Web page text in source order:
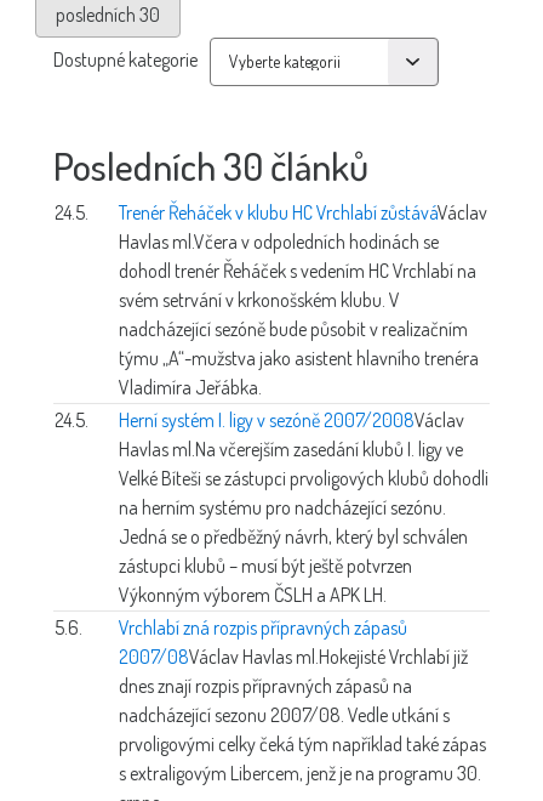
posledních 30
Dostupné kategorie
Posledních 30 článků
24.5. Trenér Řeháček v klubu HC Vrchlabí zůstáváVáclav
Havlas ml.Včera v odpoledních hodinách se
dohodl trenér Řeháček s vedením HC Vrchlabí na
svém setrvání v krkonošském klubu. V
nadcházející sezóně bude působit v realizačním
týmu „A“-mužstva jako asistent hlavního trenéra
Vladimíra Jeřábka.
24.5.
Herní systém I. ligy v sezóně 2007/2008Václav
Havlas ml. Na včerejším zasedání klubů I. ligy ve
Velké Bíteši se zástupci prvoligových klubů dohodli
na herním systému pro nadcházející sezónu.
Jedná se o předběžný návrh, který byl schválen
zástupci klubů – musí být ještě potvrzen
Výkonným výborem ČSLH a APK LH.
5.6.
Vrchlabí zná rozpis přípravných zápasů
2007/08Václav Havlas ml. Hokejisté Vrchlabí již
dnes znají rozpis přípravných zápasů na
nadcházející sezonu 2007/08. Vedle utkání s
prvoligovými celky čeká tým například také zápas
s extraligovým Libercem, jenž je na programu 30.